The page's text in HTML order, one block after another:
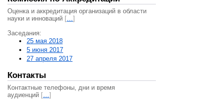
Оценка и аккредитация организаций в области
науки и инноваций […]
Заседания:
25 мая 2018
5 июня 2017
27 апреля 2017
Контакты
Контактные телефоны, дни и время
аудиенций […]